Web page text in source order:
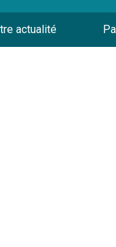
actualité